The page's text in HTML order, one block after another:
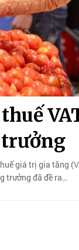
giá trị gia tăng
trưởng đã đề ra…